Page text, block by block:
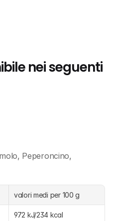
nei seguenti
Peperoncino,
valori medi per 100 g
972 kJ/234 kcal